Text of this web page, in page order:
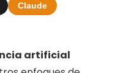
Claude
artificial